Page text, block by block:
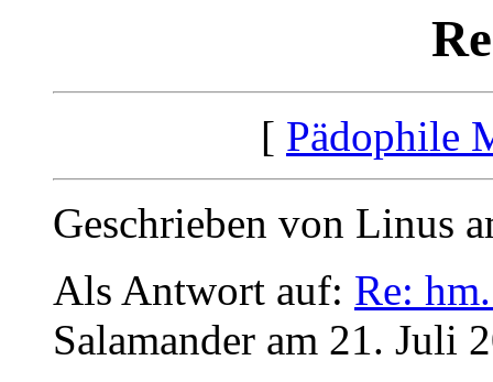
[ Pädophile
Geschrieben von Linus
Als Antwort auf: Re:
Salamander am 21. Juli